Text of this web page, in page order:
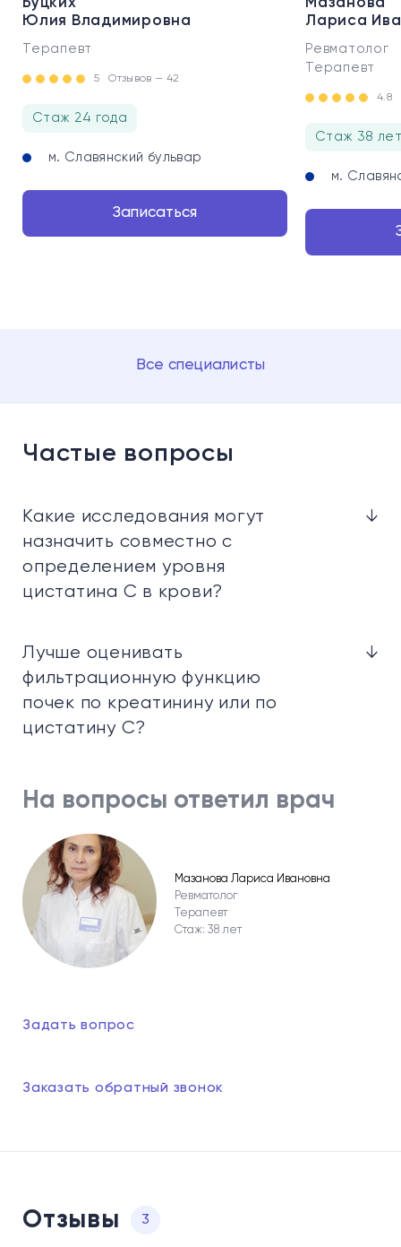
Буцких
Юлия Владимировна
Терапевт
5 Отзывов — 42
Стаж 24 года
м. Славянский бульвар
Записаться
Мазанова
Лариса
Ревматолог
Терапевт
4.8
Стаж 38 лет
м.
Все специалисты
Частые вопросы
Какие исследования могут
назначить совместно с
определением уровня
цистатина С в крови?
↓
Лучше оценивать
фильтрационную функцию
почек по креатинину или по
цистатину С?
↓
На вопросы ответил врач
Мазанова Лариса Ивановна
Ревматолог
Терапевт
Стаж: 38 лет
Задать вопрос
Заказать обратный звонок
Отзывы 3